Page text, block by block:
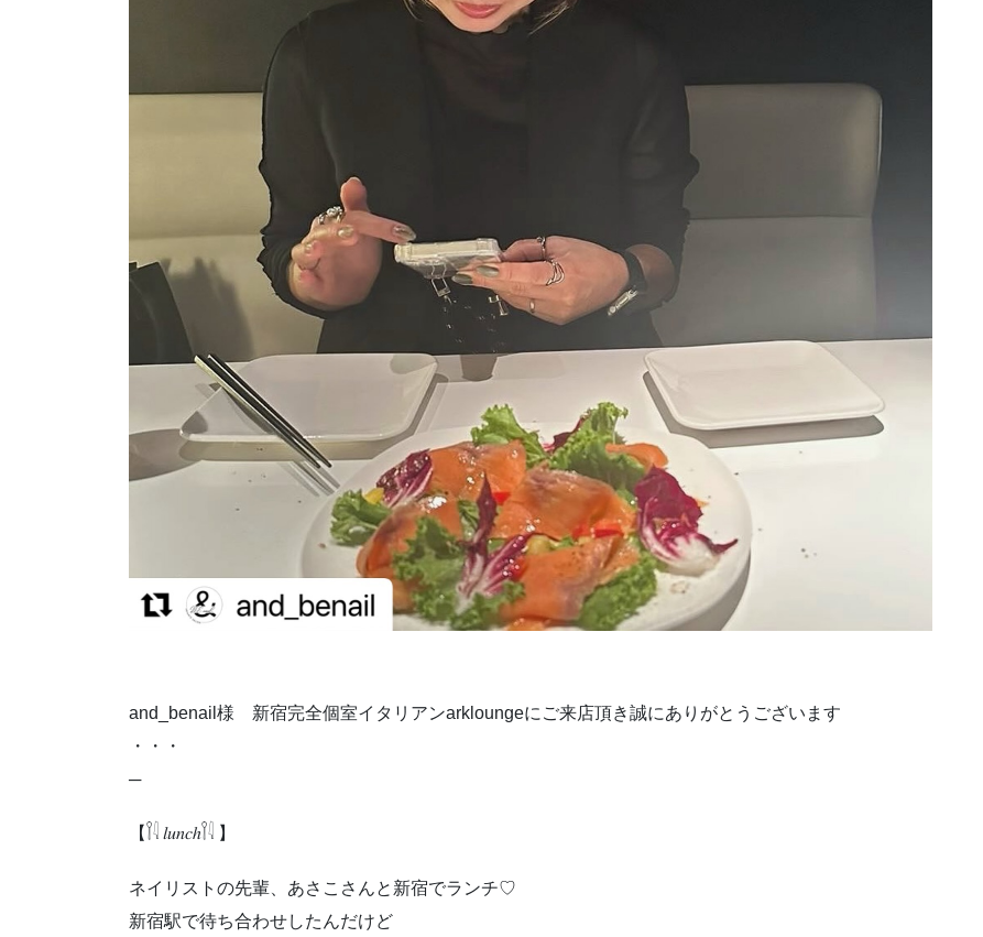
and_benail様 新宿完全個室イタリアンarkloungeにご来店頂き誠にありがとうございます
・・・
─
【𓌉𓇋 𝑙𝑢𝑛𝑐ℎ𓌉𓇋 ‎】
ネイリストの先輩、あさこさんと新宿でランチ♡
新宿駅で待ち合わせしたんだけど